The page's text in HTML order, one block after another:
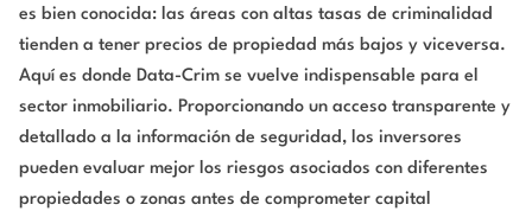
es bien conocida: las áreas con altas tasas de criminalidad
tienden a tener precios de propiedad más bajos y viceversa.
Aquí es donde Data-Crim se vuelve indispensable para el
sector inmobiliario. Proporcionando un acceso transparente y
detallado a la información de seguridad, los inversores
pueden evaluar mejor los riesgos asociados con diferentes
propiedades o zonas antes de comprometer capital